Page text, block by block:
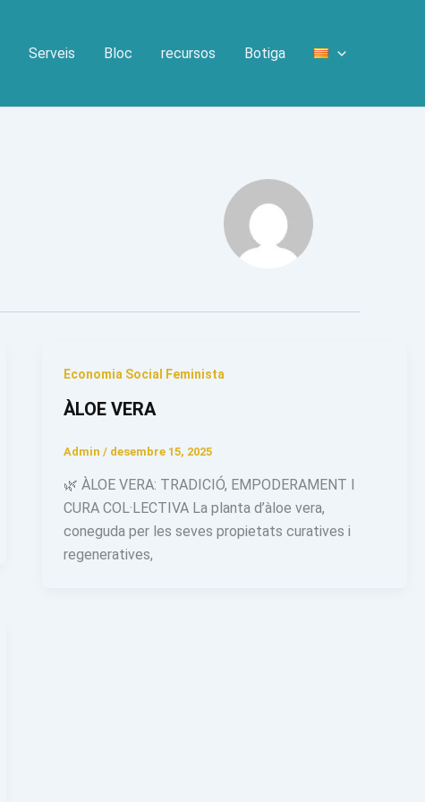
Serveis Bloc recursos Botiga
Economia Social Feminista
ÀLOE VERA
Admin / desembre 15, 2025
🌿 ÀLOE VERA: TRADICIÓ, EMPODERAMENT I
CURA COL·LECTIVA La planta d’àloe vera,
coneguda per les seves propietats curatives i
regeneratives,